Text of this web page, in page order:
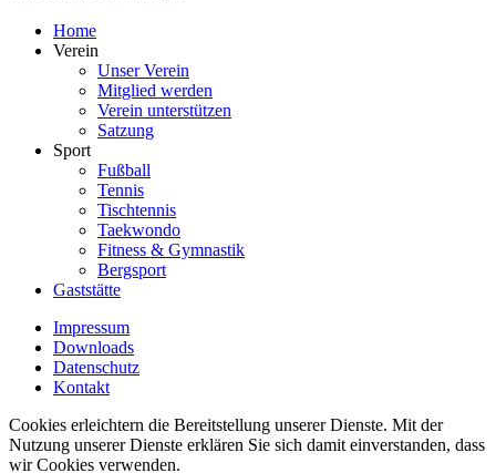
Home
Verein
Unser Verein
Mitglied werden
Verein unterstützen
Satzung
Sport
Fußball
Tennis
Tischtennis
Taekwondo
Fitness & Gymnastik
Bergsport
Gaststätte
Impressum
Downloads
Datenschutz
Kontakt
Cookies erleichtern die Bereitstellung unserer Dienste. Mit der
Nutzung unserer Dienste erklären Sie sich damit einverstanden, dass
wir Cookies verwenden.